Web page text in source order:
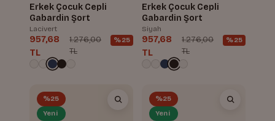
Erkek Çocuk Cepli
Gabardin Şort
Lacivert
957,68
TL
1.276,00
TL
%25
Erkek Çocuk Cepli
Gabardin Şort
Siyah
957,68
TL
1.276,00
TL
%25
%25
Yeni
%25
Yeni